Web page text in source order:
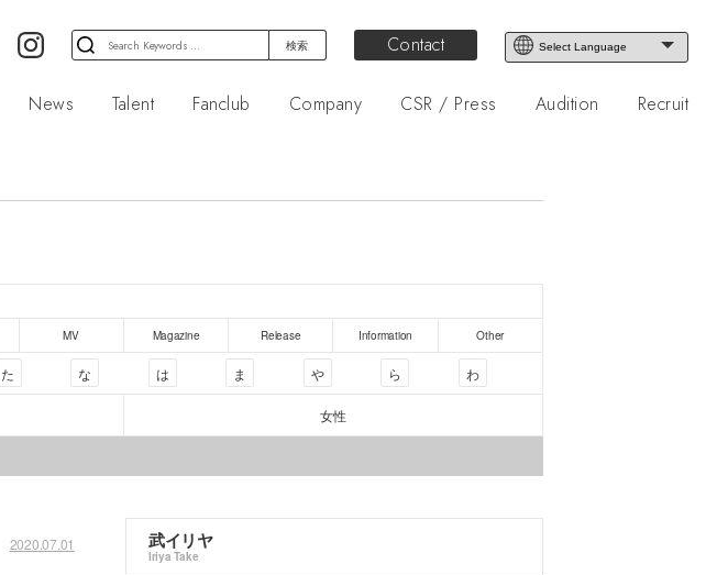
検
索
象:
Contact
News Talent Fanclub Company CSR / Press Audition Recruit
MV Magazine Release Information Other
た な は ま や ら わ
女性
2020.07.01 武イリヤ
Iriya Take